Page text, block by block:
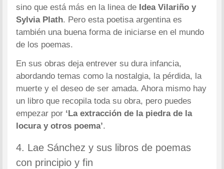
sino que está más en la linea de Idea Vilariño y
Sylvia Plath. Pero esta poetisa argentina es
también una buena forma de iniciarse en el mundo
de los poemas.
En sus obras deja entrever su dura infancia,
abordando temas como la nostalgia, la pérdida, la
muerte y el deseo de ser amada. Ahora mismo hay
un libro que recopila toda su obra, pero puedes
empezar por ‘La extracción de la piedra de la
locura y otros poema’.
4. Lae Sánchez y sus libros de poemas
con principio y fin